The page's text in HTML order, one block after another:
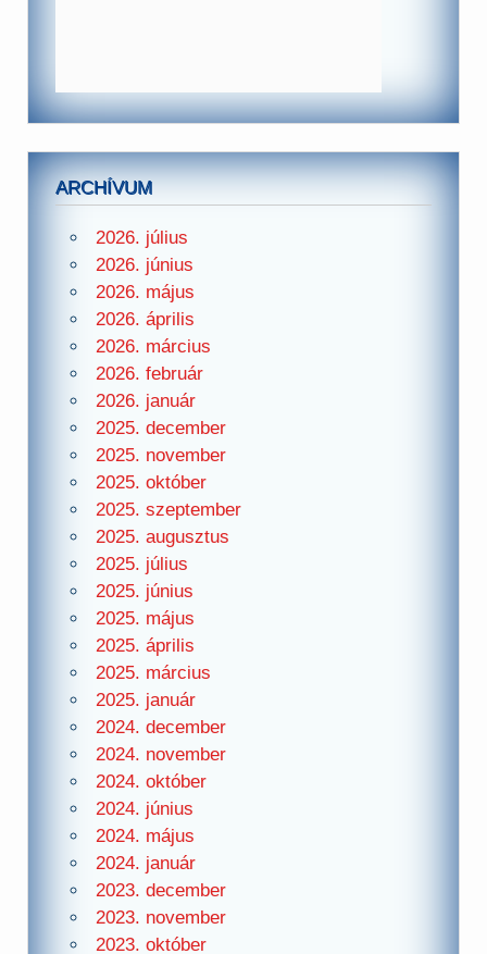
ARCHÍVUM
2026. július
2026. június
2026. május
2026. április
2026. március
2026. február
2026. január
2025. december
2025. november
2025. október
2025. szeptember
2025. augusztus
2025. július
2025. június
2025. május
2025. április
2025. március
2025. január
2024. december
2024. november
2024. október
2024. június
2024. május
2024. január
2023. december
2023. november
2023. október